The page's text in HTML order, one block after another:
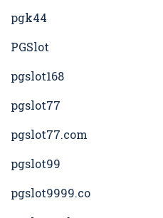
pgk44
PGSlot
pgslot168
pgslot77
pgslot77.com
pgslot99
pgslot9999.co